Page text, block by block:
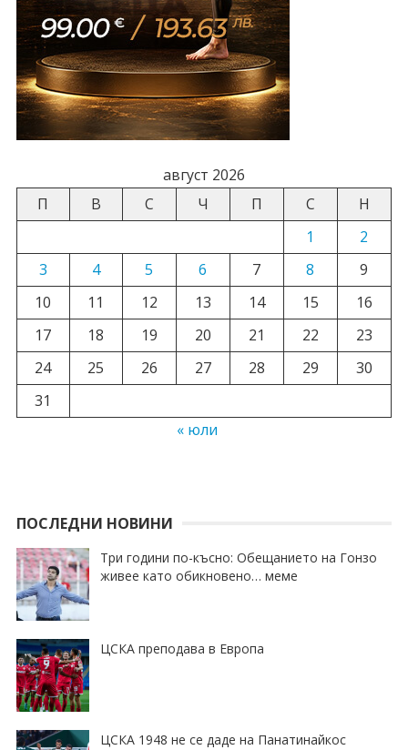
август 2026
П
В С Ч П С
Н
1
2
3
4 5 6 7 8
9
10
11 12 13 14 15
16
17
18 19 20 21 22
23
24
25 26 27 28 29
30
31
« юли
ПОСЛЕДНИ НОВИНИ
Три години по-късно: Обещанието на Гонзо
живее като обикновено… меме
ЦСКА преподава в Европа
ЦСКА 1948 не се даде на Панатинайкос